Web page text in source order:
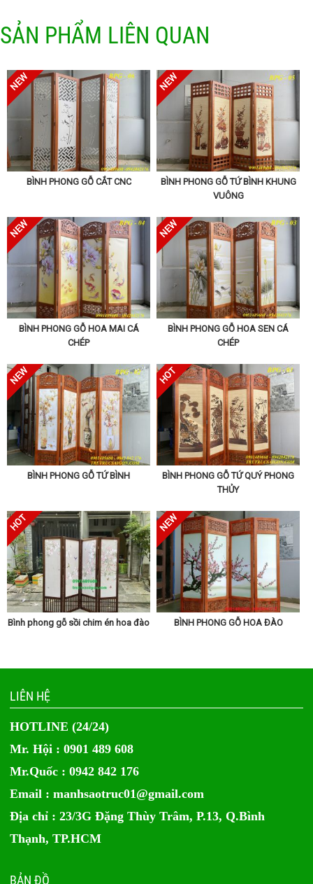
SẢN PHẨM LIÊN QUAN
BÌNH PHONG GỖ CẮT CNC
BÌNH PHONG GỖ TỨ BÌNH KHUNG
VUÔNG
BÌNH PHONG GỖ HOA MAI CÁ
CHÉP
BÌNH PHONG GỖ HOA SEN CÁ
CHÉP
BÌNH PHONG GỖ TỨ BÌNH
BÌNH PHONG GỖ TỨ QUÝ PHONG
THỦY
Bình phong gỗ sồi chim én hoa đào BÌNH PHONG GỖ HOA ĐÀO
LIÊN HỆ
HOTLINE (24/24)
Mr. Hội : 0901 489 608
Mr.Quốc : 0942 842 176
Email :manhsaotruc01@gmail.com
Địa chỉ : 23/3G Đặng Thùy Trâm, P.13, Q.Bình
Thạnh, TP.HCM
BẢN ĐỒ